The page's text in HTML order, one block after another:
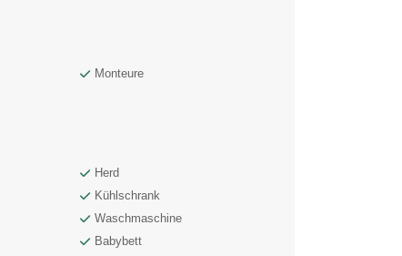
Monteure
Herd
Kühlschrank
Waschmaschine
Babybett